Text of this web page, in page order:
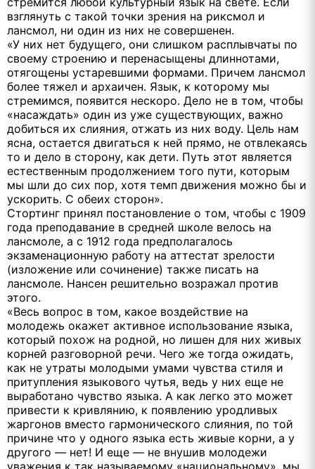
взглянуть с такой точки зрения на риксмол и
лансмол, ни один из них не совершенен.
«У них нет будущего, они слишком расплывчаты по
своему строению и перенасыщены длиннотами,
отягощены устаревшими формами. Причем лансмол
более тяжел и архаичен. Язык, к которому мы
стремимся, появится нескоро. Дело не в том, чтобы
«насаждать» один из уже существующих, важно
добиться их слияния, отжать из них воду. Цель нам
ясна, остается двигаться к ней прямо, не отвлекаясь
то и дело в сторону, как дети. Путь этот является
естественным продолжением того пути, которым
мы шли до сих пор, хотя темп движения можно бы и
ускорить. С обеих сторон».
Стортинг принял постановление о том, чтобы с 1909
года преподавание в средней школе велось на
лансмоле, а с 1912 года предполагалось
экзаменационную работу на аттестат зрелости
(изложение или сочинение) также писать на
лансмоле. Нансен решительно возражал против
этого.
«Весь вопрос в том, какое воздействие на
молодежь окажет активное использование языка,
который похож на родной, но лишен для них живых
корней разговорной речи. Чего же тогда ожидать,
как не утраты молодыми умами чувства стиля и
притупления языкового чутья, ведь у них еще не
выработано чувство языка. А как легко это может
привести к кривлянию, к появлению уродливых
жаргонов вместо гармонического слияния, по той
причине что у одного языка есть живые корни, а у
другого — нет! И еще — не внушив молодежи
уважения к так называемому «национальному», мы